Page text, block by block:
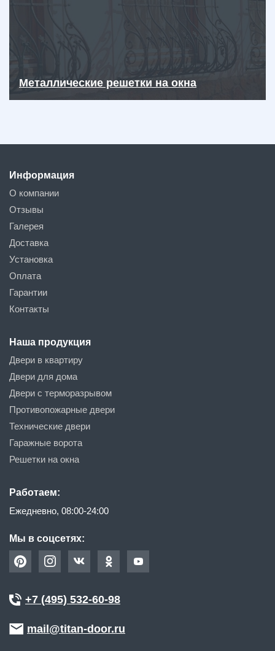
Металлические решетки на окна
Информация
О компании
Отзывы
Галерея
Доставка
Установка
Оплата
Гарантии
Контакты
Наша продукция
Двери в квартиру
Двери для дома
Двери с терморазрывом
Противопожарные двери
Технические двери
Гаражные ворота
Решетки на окна
Работаем:
Ежедневно, 08:00-24:00
Мы в соцсетях:
+7 (495) 532-60-98
mail@titan-door.ru